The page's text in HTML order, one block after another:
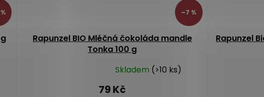
–7 %
Rapunzel BIO Mléčná čokoláda mandle
Tonka 100 g
Skladem (>10 ks)
79 Kč
Rapunzel